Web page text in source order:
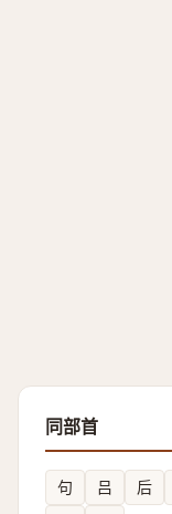
同部首
句 吕 后